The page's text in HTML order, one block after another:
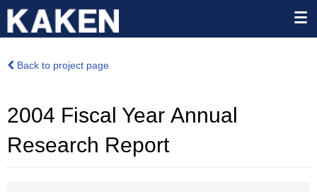
Back to project page
2004 Fiscal Year Annual
Research Report